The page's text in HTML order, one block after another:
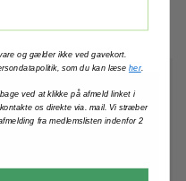
og gælder ikke ved gavekort.
som du kan læseher.
ved at klikke på afmeld linket i
os direkte via. mail. Vi stræber
fra medlemslisten indenfor 2